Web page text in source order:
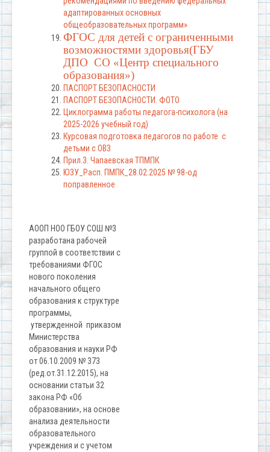
адаптированных основных
общеобразовательных программ»
ФГОС для детей с ограниченными
возможностями здоровья(ГБУ
ДПО СО «Центр специального
образования»)
ПАСПОРТ БЕЗОПАСНОСТИ
ПАСПОРТ БЕЗОПАСНОСТИ. ФОТО
Циклограмма работы педагога-психолога (на
2025-2026 учебный год)
Курсовая подготовка педагогов по работе с
детьми с ОВЗ
Прил.3. Чапаевская ТПМПК
ЮЗУ_Расп. ПМПК_28.02.2025 № 98-од
поправленное
АООП НОО ГБОУ СОШ №3
разработана рабочей
группой в соответствии с
требованиями ФГОС
нового поколения
начального общего
образования к структуре
программы,
утвержденной приказом
Министерства
образования и науки РФ
от 06.10.2009 № 373
(ред.от.31.12.2015), на
основании статьи 32
закона РФ «Об
образовании», на основе
анализа деятельности
образовательного
учреждения и с учетом